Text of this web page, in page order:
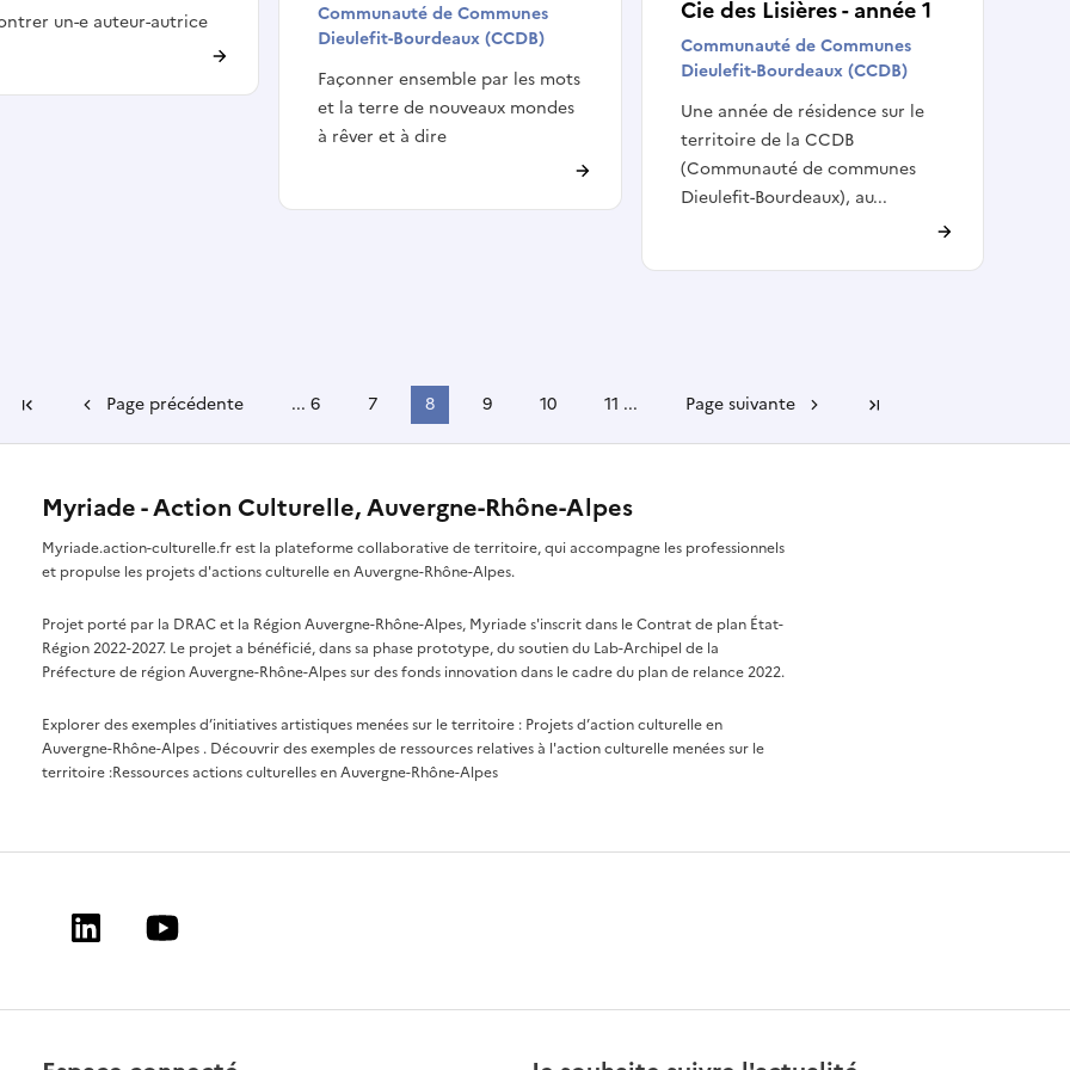
un-e auteur-autrice
Communauté de Communes
Dieulefit-Bourdeaux (CCDB)
Façonner ensemble par les mots
et la terre de nouveaux mondes
à rêver et à dire
Cie des Lisières - année 1
Communauté de Communes
Dieulefit-Bourdeaux (CCDB)
Une année de résidence sur le
territoire de la CCDB
(Communauté de communes
Dieulefit-Bourdeaux), au...
Première pagePage précédente ... 6 7 8 9 10 11 ... Page suivante Dernière page
Myriade - Action Culturelle, Auvergne-Rhône-Alpes
Myriade.action-culturelle.fr est la plateforme collaborative de territoire, qui accompagne les professionnels
et propulse les projets d'actions culturelle en Auvergne-Rhône-Alpes.
Projet porté par la DRAC et la Région Auvergne-Rhône-Alpes, Myriade s'inscrit dans le Contrat de plan État-
Région 2022-2027. Le projet a bénéficié, dans sa phase prototype, du soutien du Lab-Archipel de la
Préfecture de région Auvergne-Rhône-Alpes sur des fonds innovation dans le cadre du plan de relance 2022.
Explorer des exemples d’initiatives artistiques menées sur le territoire : Projets d’action culturelle en
Auvergne-Rhône-Alpes . Découvrir des exemples de ressources relatives à l'action culturelle menées sur le
territoire :Ressources actions culturelles en Auvergne-Rhône-Alpes
LinkedinYoutube